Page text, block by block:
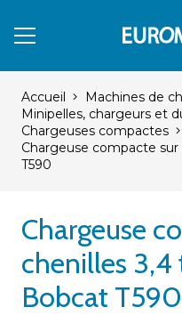
Accueil
Machines de
Minipelles, chargeurs et
Chargeuses compactes
Chargeuse compacte
T590
Chargeuse
chenilles 3,4
Bobcat T590